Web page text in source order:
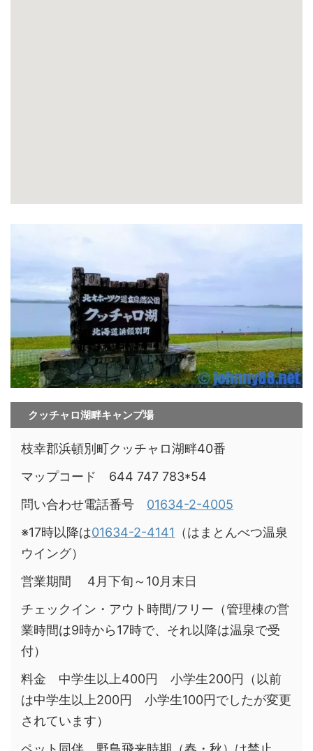
クッチャロ湖畔キャンプ場
枝幸郡浜頓別町クッチャロ湖畔40番
マップコード 644 747 783*54
問い合わせ電話番号 01634-2-4005
※17時以降は01634-2-4141 （はまとんべつ温泉
ウイング）
営業期間 4月下旬～10月末日
チェックイン・アウト時間/フリー（管理棟の営
業時間は9時から17時で、それ以降は温泉で受
付）
料金 中学生以上400円 小学生200円（以前
は中学生以上200円 小学生100円でしたが変更
されています）